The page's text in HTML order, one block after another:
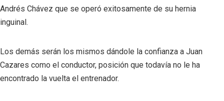
Andrés Chávez que se operó exitosamente de su hernia
inguinal.
Los demás serán los mismos dándole la confianza a Juan
Cazares como el conductor, posición que todavía no le ha
encontrado la vuelta el entrenador.